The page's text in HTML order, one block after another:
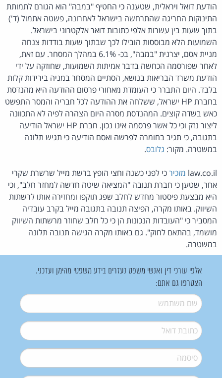
הודעת דואל ויראלית, שטענה כי החטיף "במבה" הוא הגורם לתמותת
התינוקות החריגה שהתרחשה בישראל לאחרונה, פשטה אתמול (ד')
בתוך שעות בין עשרות אלפי כתובות דואר אלקטרוני בישראל.
השמועות הלא מבוססות הובילו לכך שבתוך שעות בודדות צנחה
מניית אסם, יצרנית "במבה", בכ- 6.1% במהלך המסחר. עם זאת,
לאחר שפורסמה הכחשה בדבר אמיתות השמועות, שחוזקה על ידי
הודעת משרד הבריאות בנושא, הסתיים המסחר במניה בירידות קלות
בלבד. היום התברר כי העומדת מאחורי פרסום ההודעה היא מהנדסת
בחברת HP ישראל, ששלחה את ההודעה לכל חבריה והמסר התפשט
כאש בשדה קוצים. המהנדסת מסרה היום הצהרה לפיה לא התכוונה
ליצור נזק וכי כל אשר פרסמה אינו נכון. חברת HP ישראל הודיעה
בתגובה, כי תגיב בחומרה לפרשה ואסם הודיעה כי תגיש תלונה
במשטרה. מקור: גלובס.
law.co.il מזכירכי לפני כשנה וחצי הופץ ברשת מייל שרשרת שקרי
אחר, שטען כי חברת תנובה "המציאה שיטה חדשה למחזר חלב", וכי
היא מבצעת פיסטור מחדש לחלב שפג תוקפו ומחזירה אותו לרשתות
השיווק. באותו מקרה, הפיצה תנובה בתגובה מייל בקרב עובדיה
המסביר כי "העובדות הנכונות הן כי כל חלב שחוזר מרשתות השיווק
מושמד, בהתאם לחוק". גם באותו מקרה הגישה תנובה תלונה
במשטרה.
אלפי עורכי דין ואנשי משפט נעזרים בידע משפטי מהימן ועדכני.
הצטרפו גם אתם:
שם משתמש*
דואל*
סיסמה*